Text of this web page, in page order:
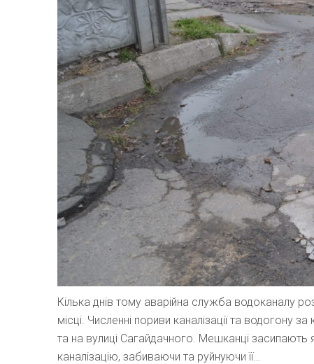
Кілька днів тому аварійна служба водоканалу
місці. Численні пориви каналізації та водогону
та на вулиці Сагайдачного. Мешканці засипають
каналізацію, забиваючи та руйнуючи її…